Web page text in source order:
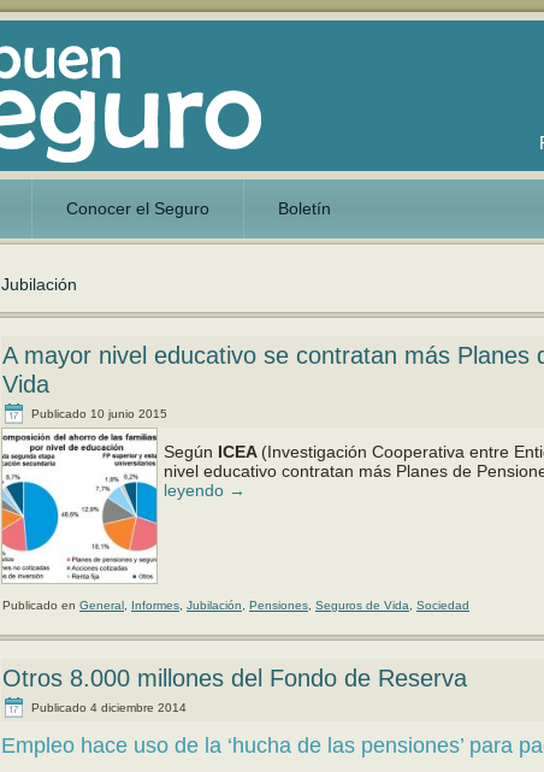
Conocer el Seguro Boletín
Jubilación
A mayor nivel educativo se contratan más Planes
Vida
Publicado 10 junio 2015
Según ICEA (Investigación Cooperativa entre
nivel educativo contratan más Planes de
leyendo →
Publicado en General Informes Jubilación Pensiones Seguros de Vida Sociedad
Otros 8.000 millones del Fondo de Reserva
Publicado 4 diciembre 2014
Empleo hace uso de la ‘hucha de las pensiones’ para